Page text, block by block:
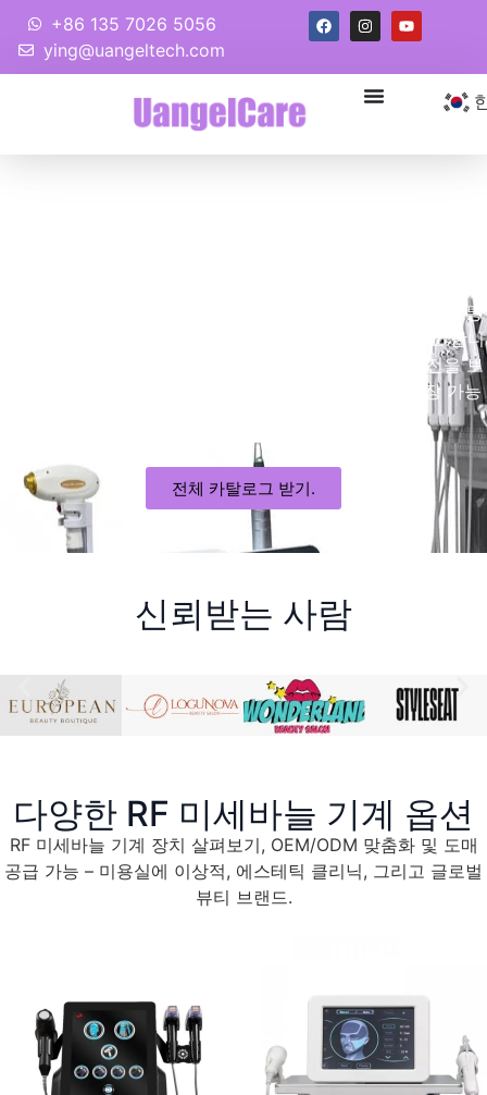
+86 135 7026 5056
ying@uangeltech.com
우리는 조정 가능한 0.5~7mm 바늘 깊이와 타겟 RF 전달을 통
해 피부에 활력을 주는 RF 마이크로니들 기계를 전문으로 합니
다.. 완전한 OEM/ODM 및 도매 서비스 제공, 우리는 안전을 보
장합니다, 효과적인, 전 세계 병원 및 브랜드를 위한 확장 가능
전체 카탈로그 받기.
신뢰받는 사람
다양한 RF 미세바늘 기계 옵션
RF 미세바늘 기계 장치 살펴보기, OEM/ODM 맞춤화 및 도매
공급 가능 – 미용실에 이상적, 에스테틱 클리닉, 그리고 글로벌
뷰티 브랜드.